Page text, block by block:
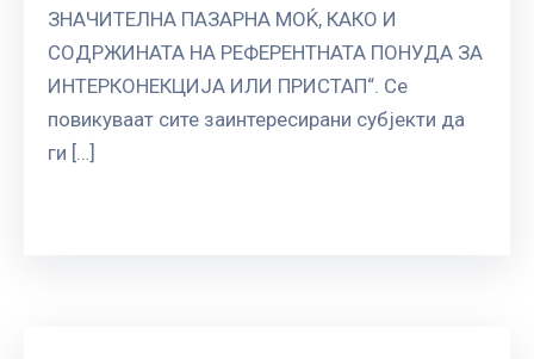
ЗНАЧИТЕЛНА ПАЗАРНА МОЌ, КАКО И
СОДРЖИНАТА НА РЕФЕРЕНТНАТА ПОНУДА ЗА
ИНТЕРКОНЕКЦИЈА ИЛИ ПРИСТАП“. Се
повикуваат сите заинтересирани субјекти да
ги […]